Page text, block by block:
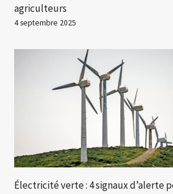
agriculteurs
4 septembre 2025
Électricité verte : 4 signaux d’alerte